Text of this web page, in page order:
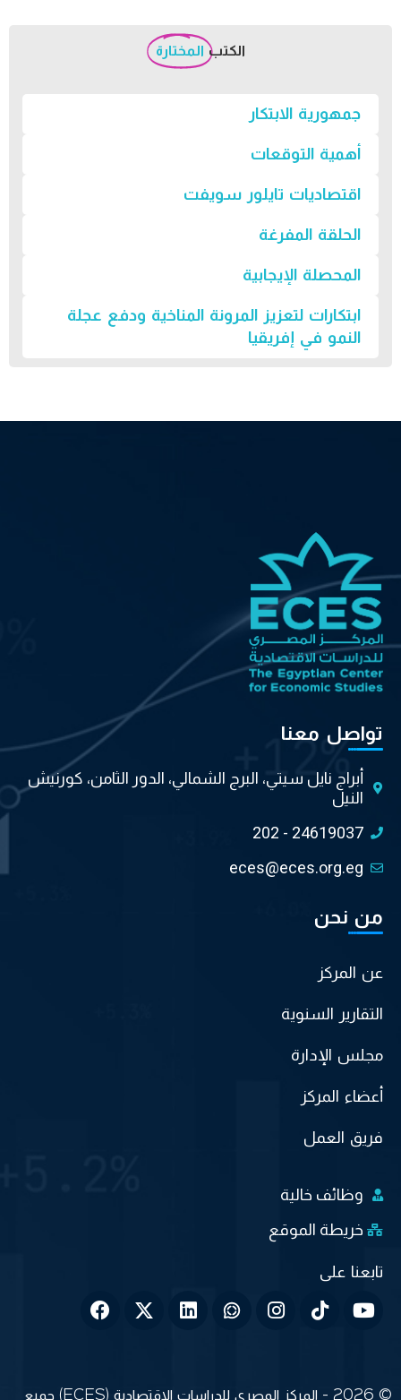
الكتب المختارة
جمهورية الابتكار
أهمية التوقعات
اقتصاديات تايلور سويفت
الحلقة المفرغة
المحصلة الإيجابية
ابتكارات لتعزيز المرونة المناخية ودفع عجلة
النمو في إفريقيا
تواصل معنا
أبراج نايل سيتي، البرج الشمالي، الدور الثامن، كورنيش
النيل
202 - 24619037
eces@eces.org.eg
من نحن
عن المركز
التقارير السنوية
مجلس الإدارة
أعضاء المركز
فريق العمل
وظائف خالية
خريطة الموقع
© 2026 - المركز المصري للدراسات الاقتصادية (ECES) جميع